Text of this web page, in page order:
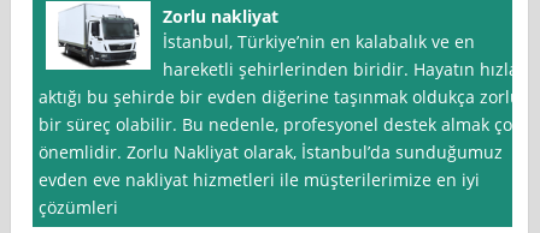
Zorlu nakliyat
İstanbul, Türkiye’nin en kalabalık ve en
hareketli şehirlerinden biridir. Hayatın hızla
aktığı bu şehirde bir evden diğerine taşınmak oldukça zorlu
bir süreç olabilir. Bu nedenle, profesyonel destek almak çok
önemlidir. Zorlu Nakliyat olarak, İstanbul’da sunduğumuz
evden eve nakliyat hizmetleri ile müşterilerimize en iyi
çözümleri